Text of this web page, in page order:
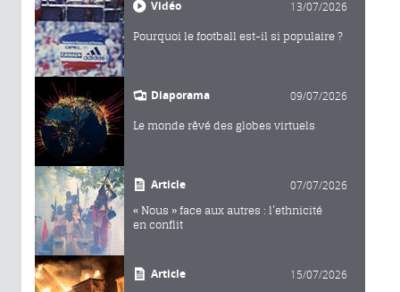
Vidéo 13/07/2026
Pourquoi le football est-il si populaire ?
Diaporama 09/07/2026
Le monde rêvé des globes virtuels
Article 07/07/2026
« Nous » face aux autres : l’ethnicité
en conflit
Article 15/07/2026